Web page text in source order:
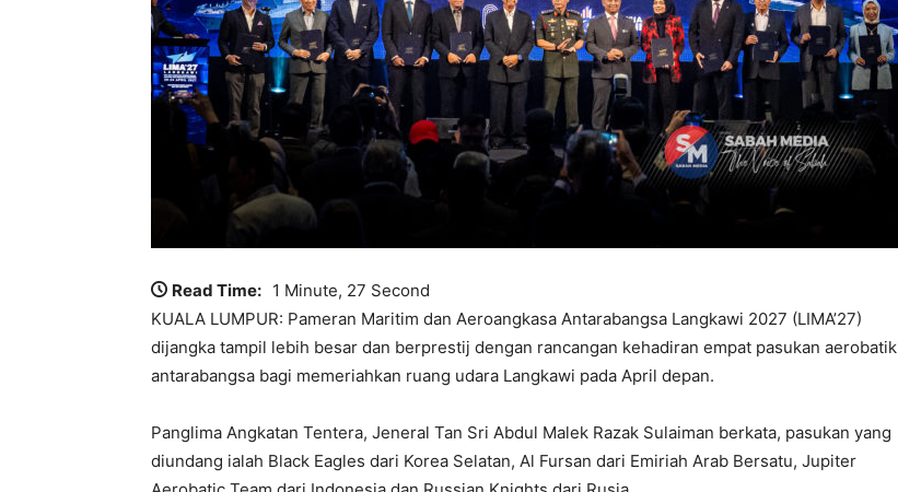
Read Time: 1 Minute, 27 Second
KUALA LUMPUR: Pameran Maritim dan Aeroangkasa Antarabangsa Langkawi 2027 (LIMA’27)
dijangka tampil lebih besar dan berprestij dengan rancangan kehadiran empat pasukan aerobatik
antarabangsa bagi memeriahkan ruang udara Langkawi pada April depan.
Panglima Angkatan Tentera, Jeneral Tan Sri Abdul Malek Razak Sulaiman berkata, pasukan yang
diundang ialah Black Eagles dari Korea Selatan, Al Fursan dari Emiriah Arab Bersatu, Jupiter